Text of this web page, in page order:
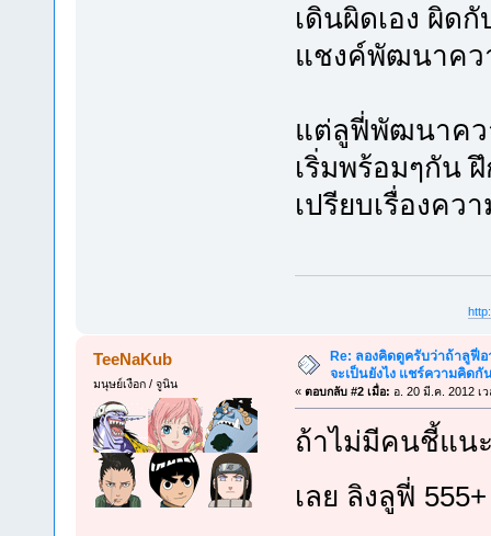
เดินผิดเอง ผิด
แชงค์พัฒนาคว
แต่ลูฟี่พัฒนาคว
เริ่มพร้อมๆกัน
เปรียบเรื่องคว
TeeNaKub
มนุษย์เงือก / จูนิน
Re: ลองคิดดูครับว่าถ้าลูฟี่
จะเป็นยังไง แชร์ความคิดกั
« ตอบกลับ #2 เมื่อ: อ. 20 มี.ค. 2012 เ
ถ้าไม่มีคนชี้แน
เลย ลิงลูฟี่